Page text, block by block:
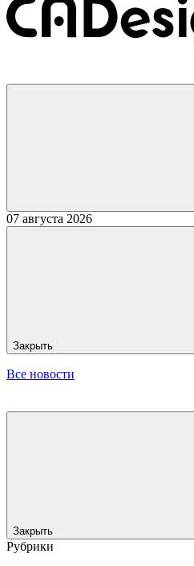
07 августа 2026
Закрыть
Все новости
Закрыть
Рубрики